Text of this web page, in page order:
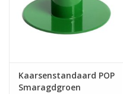
Kaarsenstandaard POP
Smaragdgroen